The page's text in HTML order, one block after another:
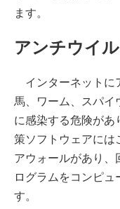
ます。
アンチウイ
インターネットに
馬、ワーム、スパイ
に感染する危険があ
策ソフトウェアには
アウォールがあり、
ログラムをコンピュ
す。